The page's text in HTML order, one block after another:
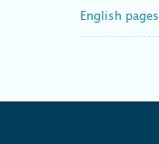
English pages